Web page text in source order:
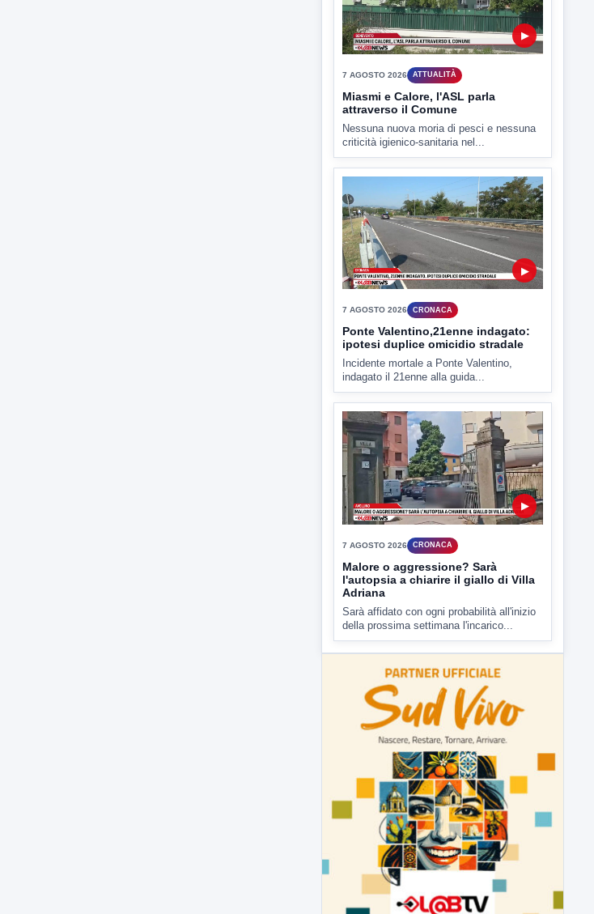
Nessuna nuova moria di pesci e nessuna
criticità igienico-sanitaria nel...
CRONACA
Ponte Valentino,21enne indagato:
ipotesi duplice omicidio stradale
Incidente mortale a Ponte Valentino,
indagato il 21enne alla guida...
7 AGOSTO 2026 CRONACA
Malore o aggressione? Sarà
l'autopsia a chiarire il giallo di Villa
Adriana
Sarà affidato con ogni probabilità all'inizio
della prossima settimana l'incarico...